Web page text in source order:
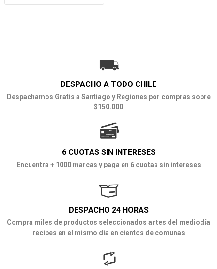
DESPACHO A TODO CHILE
Despachamos Gratis a Santiago y Regiones por compras sobre
$150.000
6 CUOTAS SIN INTERESES
Encuentra + 1000 marcas y paga en 6 cuotas sin intereses
DESPACHO 24 HORAS
Compra miles de productos seleccionados antes del mediodía
recibes en el mismo día en cientos de comunas